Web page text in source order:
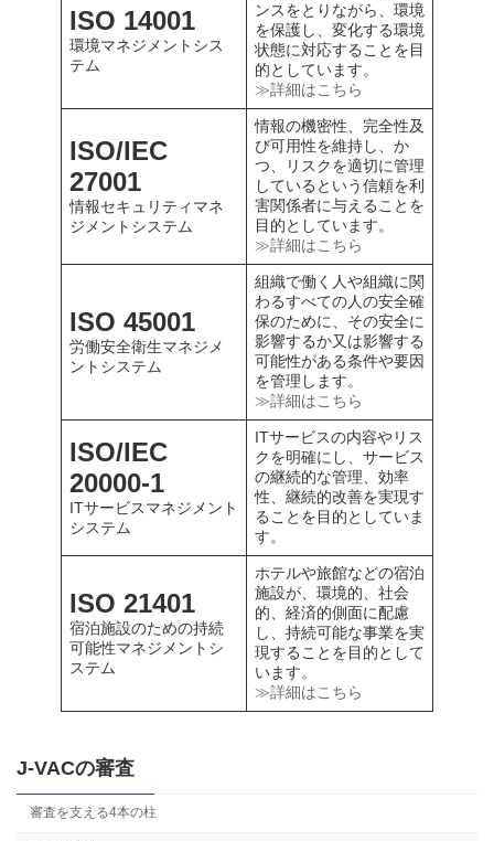
ISO 14001
環境マネジメントシス
テム
ンスをとりながら、環境
を保護し、変化する環境
状態に対応することを目
的としています。
≫詳細はこちら
ISO/IEC
27001
情報セキュリティマネ
ジメントシステム
情報の機密性、完全性及
び可用性を維持し、か
つ、リスクを適切に管理
しているという信頼を利
害関係者に与えることを
目的としています。
≫詳細はこちら
ISO 45001
労働安全衛生マネジメ
ントシステム
組織で働く人や組織に関
わるすべての人の安全確
保のために、その安全に
影響するか又は影響する
可能性がある条件や要因
を管理します。
≫詳細はこちら
ISO/IEC
20000-1
ITサービスマネジメント
システム
ITサービスの内容やリス
クを明確にし、サービス
の継続的な管理、効率
性、継続的改善を実現す
ることを目的としていま
す。
ISO 21401
宿泊施設のための持続
可能性マネジメントシ
ステム
ホテルや旅館などの宿泊
施設が、環境的、社会
的、経済的側面に配慮
し、持続可能な事業を実
現することを目的として
います。
≫詳細はこちら
J-VACの審査
審査を支える4本の柱